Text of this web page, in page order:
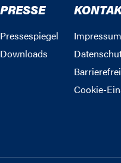
PRESSE
Pressespiegel
Downloads
Impressum
Cookie-